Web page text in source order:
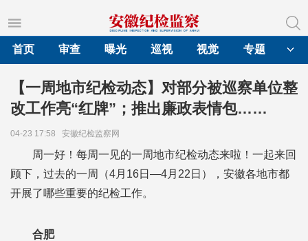
首页
审查 曝光 巡视 视觉 专题
【一周地市纪检动态】对部分被巡察单位整
改工作亮“红牌”；推出廉政表情包……
04-23 17:58 安徽纪检监察网
周一好！ 每周一见的一周地市纪检动态来啦！ 一起来回
顾下， 过去的一周（4月16日—4月22日）， 安徽各地市都
开展了哪些重要的纪检工作。
合肥